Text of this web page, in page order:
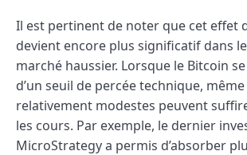
Il est pertinent de noter que cet effet
devient encore plus significatif dans le
marché haussier. Lorsque le Bitcoin
d’un seuil de percée technique,
relativement modestes peuvent
les cours. Par exemple, le dernier
MicroStrategy a permis d’absorber